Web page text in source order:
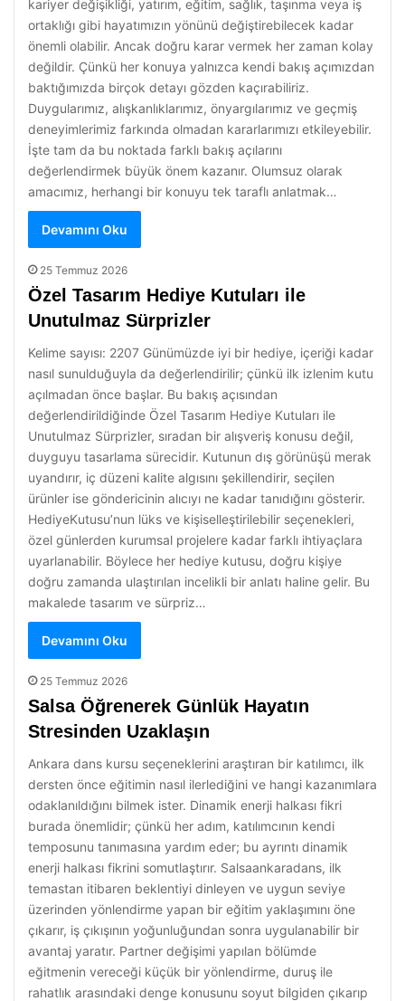
kariyer değişikliği, yatırım, eğitim, sağlık, taşınma veya iş
ortaklığı gibi hayatımızın yönünü değiştirebilecek kadar
önemli olabilir. Ancak doğru karar vermek her zaman kolay
değildir. Çünkü her konuya yalnızca kendi bakış açımızdan
baktığımızda birçok detayı gözden kaçırabiliriz.
Duygularımız, alışkanlıklarımız, önyargılarımız ve geçmiş
deneyimlerimiz farkında olmadan kararlarımızı etkileyebilir.
İşte tam da bu noktada farklı bakış açılarını
değerlendirmek büyük önem kazanır. Olumsuz olarak
amacımız, herhangi bir konuyu tek taraflı anlatmak…
Devamını Oku
25 Temmuz 2026
Özel Tasarım Hediye Kutuları ile
Unutulmaz Sürprizler
Kelime sayısı: 2207 Günümüzde iyi bir hediye, içeriği kadar
nasıl sunulduğuyla da değerlendirilir; çünkü ilk izlenim kutu
açılmadan önce başlar. Bu bakış açısından
değerlendirildiğinde Özel Tasarım Hediye Kutuları ile
Unutulmaz Sürprizler, sıradan bir alışveriş konusu değil,
duyguyu tasarlama sürecidir. Kutunun dış görünüşü merak
uyandırır, iç düzeni kalite algısını şekillendirir, seçilen
ürünler ise göndericinin alıcıyı ne kadar tanıdığını gösterir.
HediyeKutusu’nun lüks ve kişiselleştirilebilir seçenekleri,
özel günlerden kurumsal projelere kadar farklı ihtiyaçlara
uyarlanabilir. Böylece her hediye kutusu, doğru kişiye
doğru zamanda ulaştırılan incelikli bir anlatı haline gelir. Bu
makalede tasarım ve sürpriz…
Devamını Oku
25 Temmuz 2026
Salsa Öğrenerek Günlük Hayatın
Stresinden Uzaklaşın
Ankara dans kursu seçeneklerini araştıran bir katılımcı, ilk
dersten önce eğitimin nasıl ilerlediğini ve hangi kazanımlara
odaklanıldığını bilmek ister. Dinamik enerji halkası fikri
burada önemlidir; çünkü her adım, katılımcının kendi
temposunu tanımasına yardım eder; bu ayrıntı dinamik
enerji halkası fikrini somutlaştırır. Salsaankaradans, ilk
temastan itibaren beklentiyi dinleyen ve uygun seviye
üzerinden yönlendirme yapan bir eğitim yaklaşımını öne
çıkarır, iş çıkışının yoğunluğundan sonra uygulanabilir bir
avantaj yaratır. Partner değişimi yapılan bölümde
eğitmenin vereceği küçük bir yönlendirme, duruş ile
rahatlık arasındaki denge konusunu soyut bilgiden çıkarıp